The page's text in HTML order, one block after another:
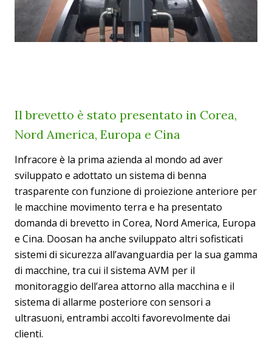
Il brevetto è stato presentato in Corea,
Nord America, Europa e Cina
Infracore è la prima azienda al mondo ad aver
sviluppato e adottato un sistema di benna
trasparente con funzione di proiezione anteriore per
le macchine movimento terra e ha presentato
domanda di brevetto in Corea, Nord America, Europa
e Cina. Doosan ha anche sviluppato altri sofisticati
sistemi di sicurezza all’avanguardia per la sua gamma
di macchine, tra cui il sistema AVM per il
monitoraggio dell’area attorno alla macchina e il
sistema di allarme posteriore con sensori a
ultrasuoni, entrambi accolti favorevolmente dai
clienti.